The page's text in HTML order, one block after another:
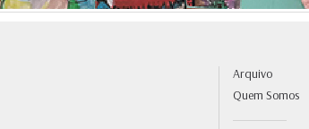
Arquivo
Quem Somos